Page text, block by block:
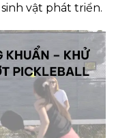
vật phát triển.